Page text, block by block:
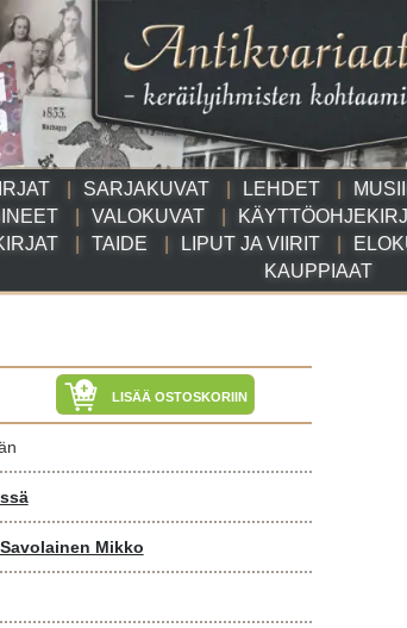
SARJAKUVAT LEHDET
VALOKUVAT
TAIDE LIPUT JA VIIRIT
KAUPPIAAT
LISÄÄ OSTOSKORIIN
Mikko